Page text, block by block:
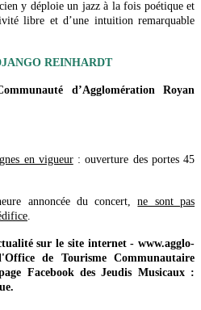
y déploie un jazz à la fois poétique et
libre et d’une intuition remarquable
REINHARDT
d’Agglomération Royan
en vigueur: ouverture des portes 45
annoncée du concert,ne sont pas
.
sur le site internet - www.agglo-
de Tourisme Communautaire
Facebook des Jeudis Musicaux :